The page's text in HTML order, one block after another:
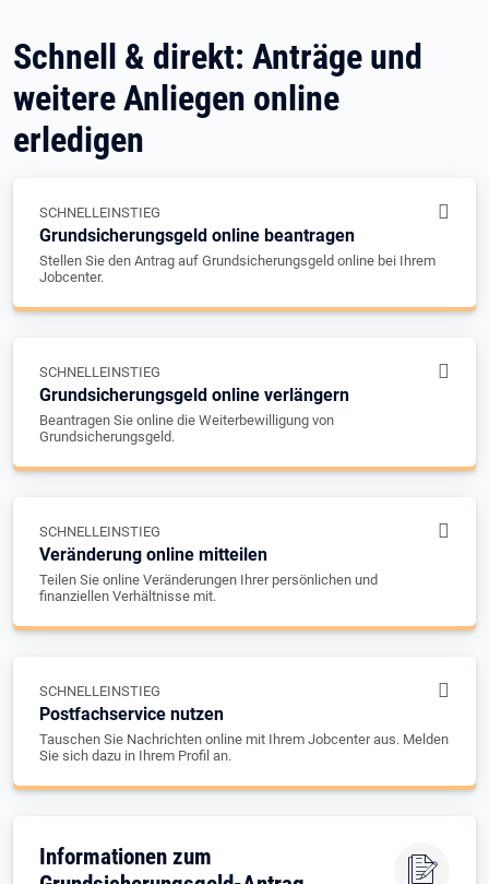
Schnell & direkt: Anträge und
weitere Anliegen online
erledigen
SCHNELLEINSTIEG
Grundsicherungsgeld online beantragen
Stellen Sie den Antrag auf Grundsicherungsgeld online bei Ihrem
Jobcenter.
SCHNELLEINSTIEG
Grundsicherungsgeld online verlängern
Beantragen Sie online die Weiterbewilligung von
Grundsicherungsgeld.
SCHNELLEINSTIEG
Veränderung online mitteilen
Teilen Sie online Veränderungen Ihrer persönlichen und
finanziellen Verhältnisse mit.
SCHNELLEINSTIEG
Postfachservice nutzen
Tauschen Sie Nachrichten online mit Ihrem Jobcenter aus. Melden
Sie sich dazu in Ihrem Profil an.
Informationen zum